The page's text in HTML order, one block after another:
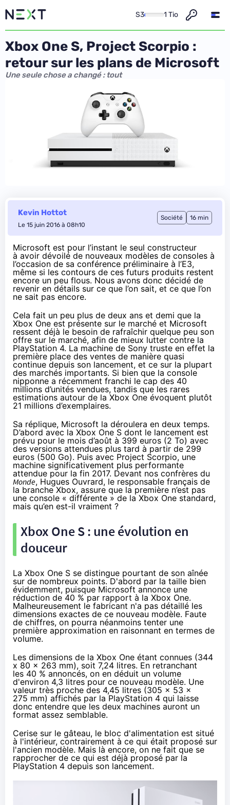
S3 1 Tio
Xbox One S, Project Scorpio :
retour sur les plans de Microsoft
Une seule chose a changé : tout
Kevin Hottot
Le 15 juin 2016 à 08h10
Société 16 min
Microsoft est pour l’instant le seul constructeur
à avoir dévoilé de nouveaux modèles de consoles à
l’occasion de sa conférence préliminaire à l’E3,
même si les contours de ces futurs produits restent
encore un peu flous. Nous avons donc décidé de
revenir en détails sur ce que l’on sait, et ce que l’on
ne sait pas encore.
Cela fait un peu plus de deux ans et demi que la
Xbox One est présente sur le marché et Microsoft
ressent déjà le besoin de rafraîchir quelque peu son
offre sur le marché, afin de mieux lutter contre la
PlayStation 4. La machine de Sony truste en effet la
première place des ventes de manière quasi
continue depuis son lancement, et ce sur la plupart
des marchés importants. Si bien que la console
nipponne a récemment franchi le cap des 40
millions d’unités vendues, tandis que les rares
estimations autour de la Xbox One évoquent plutôt
21 millions d’exemplaires.
Sa réplique, Microsoft la déroulera en deux temps.
D’abord avec la Xbox One S dont le lancement est
prévu pour le mois d’août à 399 euros (2 To) avec
des versions attendues plus tard à partir de 299
euros (500 Go). Puis avec Project Scorpio, une
machine significativement plus performante
attendue pour la fin 2017. Devant nos confrères du
Monde, Hugues Ouvrard, le responsable français de
la branche Xbox, assure que la première n’est pas
une console « différente » de la Xbox One standard,
mais qu’en est-il vraiment ?
Xbox OneS : une évolution en
douceur
La Xbox One S se distingue pourtant de son aînée
sur de nombreux points. D'abord par la taille bien
évidemment, puisque Microsoft annonce une
réduction de 40 % par rapport à la Xbox One.
Malheureusement le fabricant n'a pas détaillé les
dimensions exactes de ce nouveau modèle. Faute
de chiffres, on pourra néanmoins tenter une
première approximation en raisonnant en termes de
volume.
Les dimensions de la Xbox One étant connues (344
x 80 x 263 mm), soit 7,24 litres. En retranchant
les 40 % annoncés, on en déduit un volume
d'environ 4,3 litres pour ce nouveau modèle. Une
valeur très proche des 4,45 litres (305 x 53 x
275 mm) affichés par laPlayStation 4 qui laisse
donc entendre que les deux machines auront un
format assez semblable.
Cerise sur le gâteau, le bloc d'alimentation est situé
à l'intérieur, contrairement à ce qui était proposé sur
l'ancien modèle. Mais là encore, on ne fait que se
rapprocher de ce qui est déjà proposé par la
PlayStation 4 depuis son lancement.